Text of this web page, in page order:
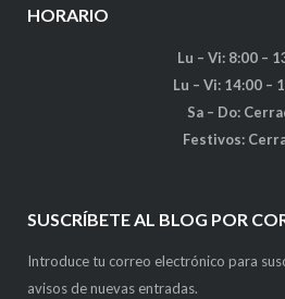
HORARIO
Lu – Vi: 8:00 –
Lu – Vi: 14:00 –
Sa – Do:
Festivos:
SUSCRÍBETE AL BLOG POR
Introduce tu correo electrónico para
avisos de nuevas entradas.